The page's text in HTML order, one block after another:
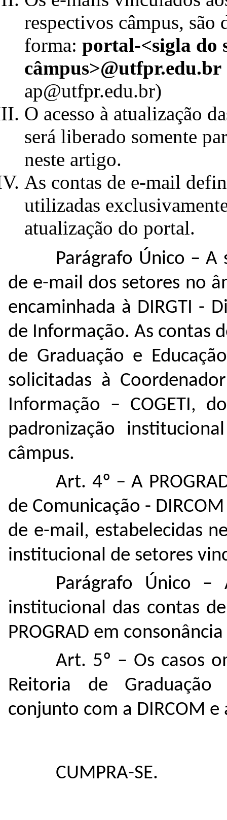
respectivos câmpus, são
forma: portal-<sigla do
câmpus>@utfpr.edu.br
ap@utfpr.edu.br)
O acesso à atualização
será liberado somente
neste artigo.
As contas de e-mail
utilizadas
atualização do portal.
Parágrafo Único – A
de e-mail dos setores no
encaminhada à DIRGTI -
de Informação. As contas
de Graduação e
solicitadas à
Informação – COGETI,
padronização
câmpus.
Art. 4º – A
de Comunicação -
de e-mail, estabelecidas
institucional de setores
Parágrafo Único –
institucional das contas
PROGRAD em
Art. 5º – Os casos
Reitoria de
conjunto com a DIRCOM e
CUMPRA-SE.